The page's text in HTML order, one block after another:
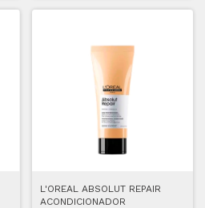
L'OREAL ABSOLUT REPAIR
ACONDICIONADOR